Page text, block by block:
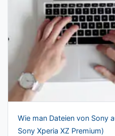
Wie man Dateien von Sony
Sony Xperia XZ Premium)